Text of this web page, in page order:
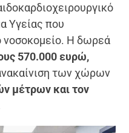
Υγείας που
νοσοκομείο. Η δωρεά
570.000 ευρώ,
των χώρων
μέτρων και τον